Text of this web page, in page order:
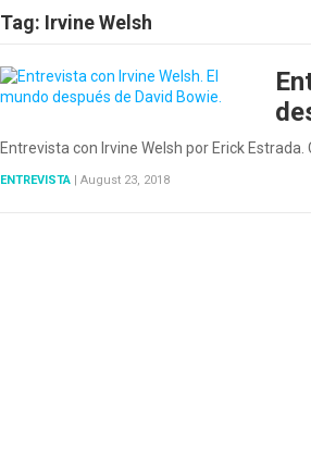
Tag: Irvine Welsh
Entrevista con Irvine Welsh por Erick
ENTREVISTA | August 23, 2018